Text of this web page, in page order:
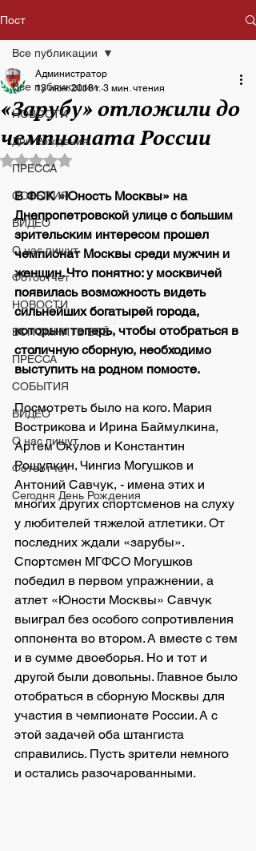
Пост
Все публикации
НОВОСТИ
Дни Рождения
ПРЕССА
СОБЫТИЯ
ВИДЕО
О нас пишут
Фотоотчет
НОВОСТИ
ВСПОМНИТЬ ВСЁ
ПРЕССА
СОБЫТИЯ
ВИДЕО
О нас пишут
Фотоотчет
Сегодня День Рождения
Все публикации
«Зарубу» отложили до
чемпионата России
Администратор
13 июн. 2018 г. 3 мин. чтения
Оценка: не число из 5 звезд.
В ФСК «Юность Москвы» на
Днепропетровской улице с большим
зрительским интересом прошел
чемпионат Москвы среди мужчин и
женщин. Что понятно: у москвичей
появилась возможность видеть
сильнейших богатырей города,
которым теперь, чтобы отобраться в
столичную сборную, необходимо
выступить на родном помосте.
Посмотреть было на кого. Мария
Вострикова и Ирина Баймулкина,
Артем Окулов и Константин
Рощупкин, Чингиз Могушков и
Антоний Савчук, - имена этих и
многих других спортсменов на слуху
у любителей тяжелой атлетики. От
последних ждали «зарубы».
Спортсмен МГФСО Могушков
победил в первом упражнении, а
атлет «Юности Москвы» Савчук
выиграл без особого сопротивления
оппонента во втором. А вместе с тем
и в сумме двоеборья. Но и тот и
другой были довольны. Главное было
отобраться в сборную Москвы для
участия в чемпионате России. А с
этой задачей оба штангиста
справились. Пусть зрители немного
и остались разочарованными.